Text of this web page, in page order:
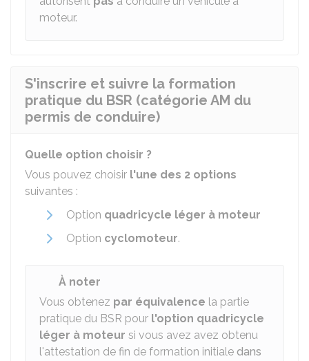
moteur.
S'inscrire et suivre la formation
pratique du BSR (catégorie AM du
permis de conduire)
Quelle option choisir ?
Vous pouvez choisir l'une des 2 options
suivantes :
Option quadricycle léger à moteur
Option cyclomoteur.
À noter
Vous obtenez par équivalence la partie
pratique du BSR pour l'option quadricycle
léger à moteur si vous avez avez obtenu
l'attestation de fin de formation initiale dans